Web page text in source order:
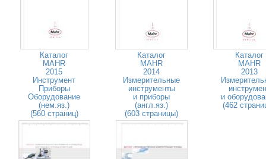
Каталог
MAHR
2015
Инструмент
Приборы
Оборудование
(нем.яз.)
(560 страниц)
Каталог
MAHR
2014
Измерительные
инструменты
и приборы
(англ.яз.)
(603 страницы)
Каталог
MAHR
2013
и
(462